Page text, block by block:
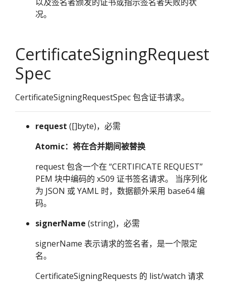
况。
CertificateSigningRequest
Spec
CertificateSigningRequestSpec 包含证书请求。
request ([]byte)，必需
Atomic：将在合并期间被替换
request 包含一个在 “CERTIFICATE REQUEST”
PEM 块中编码的 x509 证书签名请求。 当序列化
为 JSON 或 YAML 时，数据额外采用 base64 编
码。
signerName (string)，必需
signerName 表示请求的签名者，是一个限定
名。
CertificateSigningRequests 的 list/watch 请求